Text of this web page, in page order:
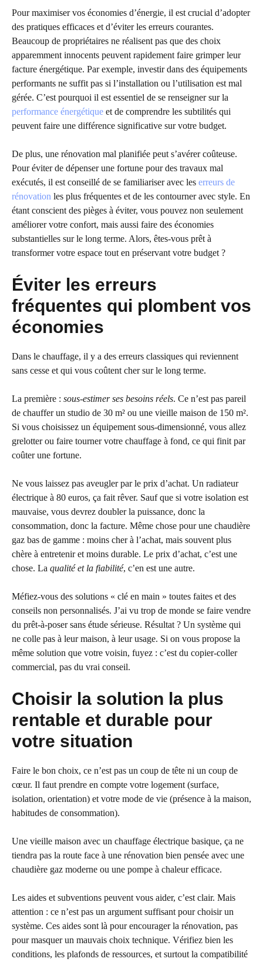
Pour maximiser vos économies d’énergie, il est crucial d’adopter
des pratiques efficaces et d’éviter les erreurs courantes.
Beaucoup de propriétaires ne réalisent pas que des choix
apparemment innocents peuvent rapidement faire grimper leur
facture énergétique. Par exemple, investir dans des équipements
performants ne suffit pas si l’installation ou l’utilisation est mal
gérée. C’est pourquoi il est essentiel de se renseigner sur la
performance énergétique et de comprendre les subtilités qui
peuvent faire une différence significative sur votre budget.
De plus, une rénovation mal planifiée peut s’avérer coûteuse.
Pour éviter de dépenser une fortune pour des travaux mal
exécutés, il est conseillé de se familiariser avec les erreurs de
rénovation les plus fréquentes et de les contourner avec style. En
étant conscient des pièges à éviter, vous pouvez non seulement
améliorer votre confort, mais aussi faire des économies
substantielles sur le long terme. Alors, êtes-vous prêt à
transformer votre espace tout en préservant votre budget ?
Éviter les erreurs
fréquentes qui plombent vos
économies
Dans le chauffage, il y a des erreurs classiques qui reviennent
sans cesse et qui vous coûtent cher sur le long terme.
La première : sous-estimer ses besoins réels. Ce n’est pas pareil
de chauffer un studio de 30 m² ou une vieille maison de 150 m².
Si vous choisissez un équipement sous-dimensionné, vous allez
grelotter ou faire tourner votre chauffage à fond, ce qui finit par
coûter une fortune.
Ne vous laissez pas aveugler par le prix d’achat. Un radiateur
électrique à 80 euros, ça fait rêver. Sauf que si votre isolation est
mauvaise, vous devrez doubler la puissance, donc la
consommation, donc la facture. Même chose pour une chaudière
gaz bas de gamme : moins cher à l’achat, mais souvent plus
chère à entretenir et moins durable. Le prix d’achat, c’est une
chose. La qualité et la fiabilité, c’en est une autre.
Méfiez-vous des solutions « clé en main » toutes faites et des
conseils non personnalisés. J’ai vu trop de monde se faire vendre
du prêt-à-poser sans étude sérieuse. Résultat ? Un système qui
ne colle pas à leur maison, à leur usage. Si on vous propose la
même solution que votre voisin, fuyez : c’est du copier-coller
commercial, pas du vrai conseil.
Choisir la solution la plus
rentable et durable pour
votre situation
Faire le bon choix, ce n’est pas un coup de tête ni un coup de
cœur. Il faut prendre en compte votre logement (surface,
isolation, orientation) et votre mode de vie (présence à la maison,
habitudes de consommation).
Une vieille maison avec un chauffage électrique basique, ça ne
tiendra pas la route face à une rénovation bien pensée avec une
chaudière gaz moderne ou une pompe à chaleur efficace.
Les aides et subventions peuvent vous aider, c’est clair. Mais
attention : ce n’est pas un argument suffisant pour choisir un
système. Ces aides sont là pour encourager la rénovation, pas
pour masquer un mauvais choix technique. Vérifiez bien les
conditions, les plafonds de ressources, et surtout la compatibilité